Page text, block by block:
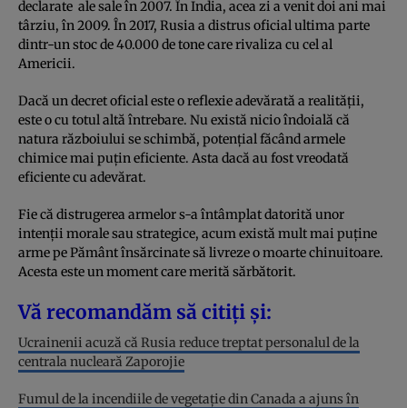
declarate ale sale în 2007. În India, acea zi a venit doi ani mai
târziu, în 2009. În 2017, Rusia a distrus oficial ultima parte
dintr-un stoc de 40.000 de tone care rivaliza cu cel al
Americii.
Dacă un decret oficial este o reflexie adevărată a realității,
este o cu totul altă întrebare. Nu există nicio îndoială că
natura războiului se schimbă, potențial făcând armele
chimice mai puțin eficiente. Asta dacă au fost vreodată
eficiente cu adevărat.
Fie că distrugerea armelor s-a întâmplat datorită unor
intenții morale sau strategice, acum există mult mai puține
arme pe Pământ însărcinate să livreze o moarte chinuitoare.
Acesta este un moment care merită sărbătorit.
Vă recomandăm să citiți și:
Ucrainenii acuză că Rusia reduce treptat personalul de la
centrala nucleară Zaporojie
Fumul de la incendiile de vegetație din Canada a ajuns în